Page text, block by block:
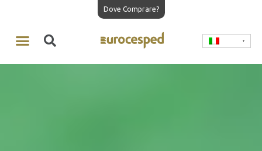
Dove Comprare?